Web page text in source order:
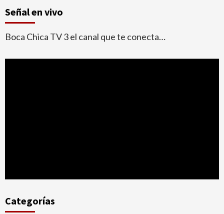
Señal en vivo
Boca Chica TV 3 el canal que te conecta…
Categorías